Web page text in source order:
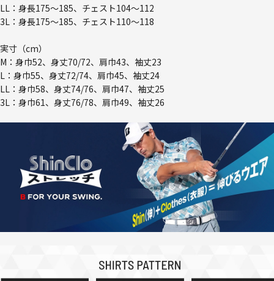
LL：身長175～185、チェスト104～112
3L：身長175～185、チェスト110～118
実寸（cm）
M：身巾52、身丈70/72、肩巾43、袖丈23
L：身巾55、身丈72/74、肩巾45、袖丈24
LL：身巾58、身丈74/76、肩巾47、袖丈25
3L：身巾61、身丈76/78、肩巾49、袖丈26